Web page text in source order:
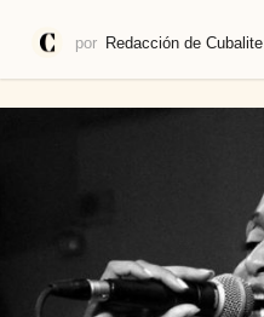
por Redacción de Cubalite